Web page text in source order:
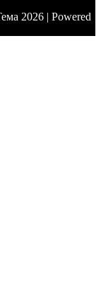
2026 | Powered